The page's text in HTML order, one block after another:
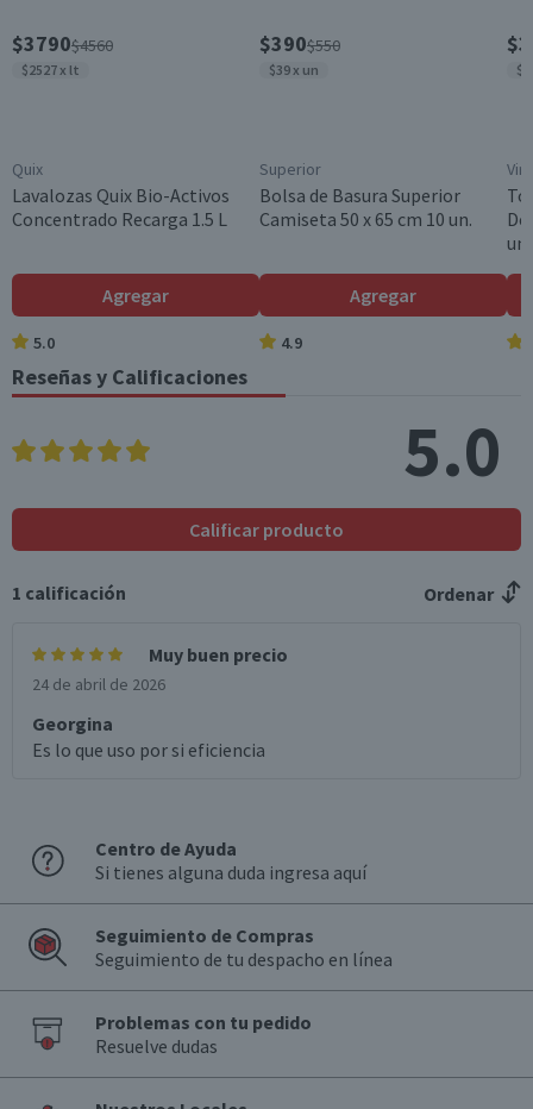
$3790$4560
$2527 x lt
Quix
Lavalozas Quix Bio-Activos
Concentrado Recarga 1.5 L
Agregar
5.0
$390$550
$39 x un
Superior
Bolsa de Basura Superior
Camiseta 50 x 65 cm 10 un.
Agregar
4.9
un.
Reseñas y Calificaciones
5.0
Calificar producto
1 calificación Ordenar
Muy buen precio
24 de abril de 2026
Georgina
Es lo que uso por si eficiencia
Centro de Ayuda
Si tienes alguna duda ingresa aquí
Seguimiento de Compras
Seguimiento de tu despacho en línea
Problemas con tu pedido
Resuelve dudas